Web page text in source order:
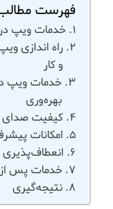
فهرست
خدمات ویپ
راه اندازی
و کار
خدمات ویپ
بهره‌وری
کیفیت صدای
امکانات
انعطاف‌پذیری
خدمات پس
نتیجه‌گیری